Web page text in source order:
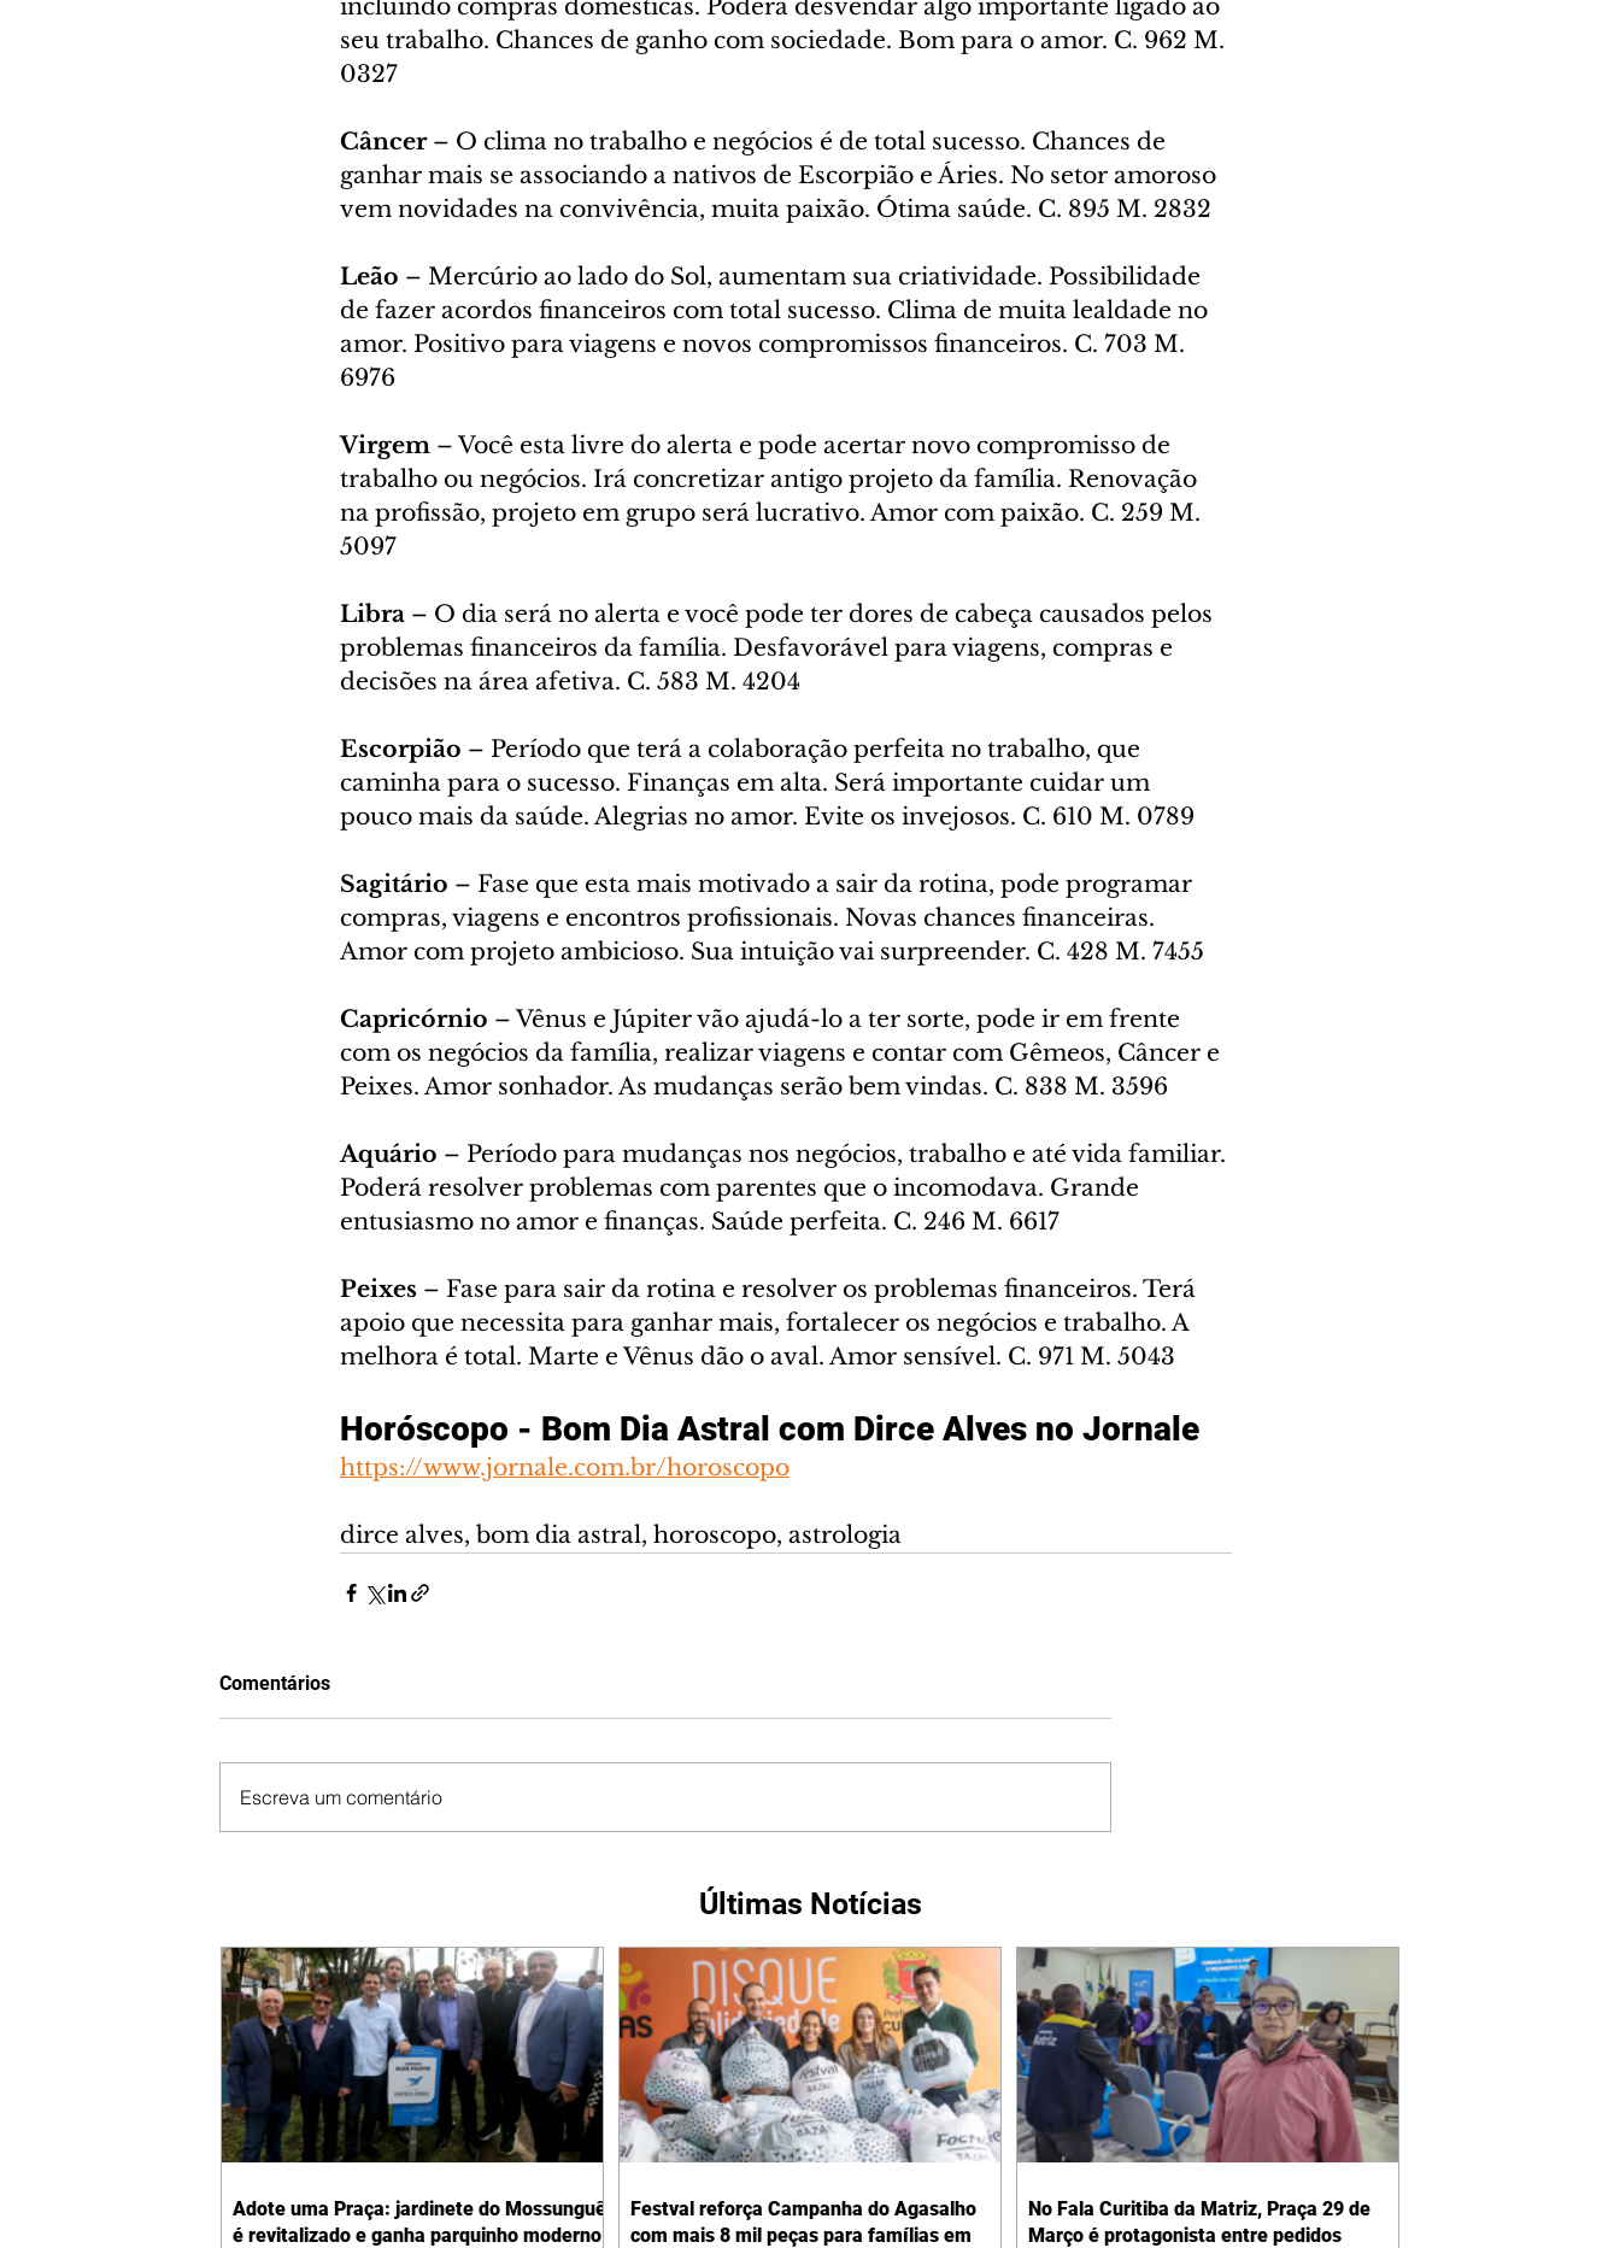
incluindo compras domésticas. Poderá desvendar algo importante ligado ao
seu trabalho. Chances de ganho com sociedade. Bom para o amor. C. 962 M.
0327
Câncer – O clima no trabalho e negócios é de total sucesso. Chances de
ganhar mais se associando a nativos de Escorpião e Áries. No setor amoroso
vem novidades na convivência, muita paixão. Ótima saúde. C. 895 M. 2832
Leão – Mercúrio ao lado do Sol, aumentam sua criatividade. Possibilidade
de fazer acordos financeiros com total sucesso. Clima de muita lealdade no
amor. Positivo para viagens e novos compromissos financeiros. C. 703 M.
6976
Virgem – Você esta livre do alerta e pode acertar novo compromisso de
trabalho ou negócios. Irá concretizar antigo projeto da família. Renovação
na profissão, projeto em grupo será lucrativo. Amor com paixão. C. 259 M.
5097
Libra – O dia será no alerta e você pode ter dores de cabeça causados pelos
problemas financeiros da família. Desfavorável para viagens, compras e
decisões na área afetiva. C. 583 M. 4204
Escorpião – Período que terá a colaboração perfeita no trabalho, que
caminha para o sucesso. Finanças em alta. Será importante cuidar um
pouco mais da saúde. Alegrias no amor. Evite os invejosos. C. 610 M. 0789
Sagitário – Fase que esta mais motivado a sair da rotina, pode programar
compras, viagens e encontros profissionais. Novas chances financeiras.
Amor com projeto ambicioso. Sua intuição vai surpreender. C. 428 M. 7455
Capricórnio – Vênus e Júpiter vão ajudá-lo a ter sorte, pode ir em frente
com os negócios da família, realizar viagens e contar com Gêmeos, Câncer e
Peixes. Amor sonhador. As mudanças serão bem vindas. C. 838 M. 3596
Aquário – Período para mudanças nos negócios, trabalho e até vida familiar.
Poderá resolver problemas com parentes que o incomodava. Grande
entusiasmo no amor e finanças. Saúde perfeita. C. 246 M. 6617
Peixes – Fase para sair da rotina e resolver os problemas financeiros. Terá
apoio que necessita para ganhar mais, fortalecer os negócios e trabalho. A
melhora é total. Marte e Vênus dão o aval. Amor sensível. C. 971 M. 5043
Horóscopo - Bom Dia Astral com Dirce Alves no Jornale
https://www.jornale.com.br/horoscopo
dirce alves, bom dia astral, horoscopo, astrologia
Comentários
Escreva um comentário
Últimas Notícias
Adote uma Praça: jardinete do Mossunguê
é revitalizado e ganha parquinho moderno
Festval reforça Campanha do Agasalho
com mais 8 mil peças para famílias em
No Fala Curitiba da Matriz, Praça 29 de
Março é protagonista entre pedidos